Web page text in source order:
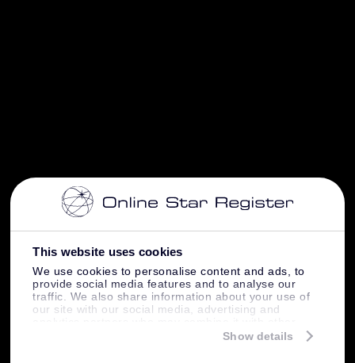
This website uses cookies
We use cookies to personalise content and ads, to
provide social media features and to analyse our
traffic. We also share information about your use of
our site with our social media, advertising and
information that you’ve provided to them or that
Show details